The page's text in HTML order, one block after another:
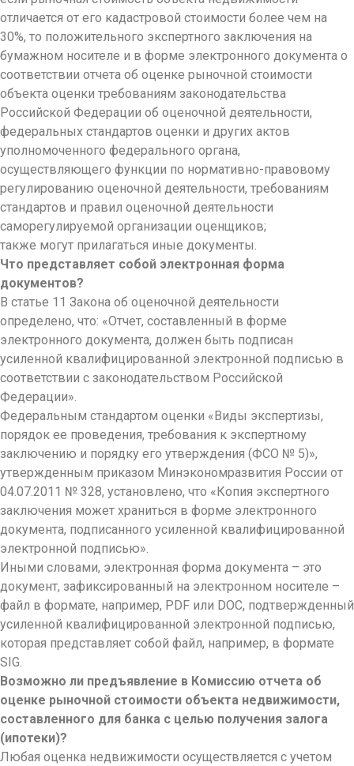
отличается от его кадастровой стоимости более чем на
30%, то положительного экспертного заключения на
бумажном носителе и в форме электронного документа о
соответствии отчета об оценке рыночной стоимости
объекта оценки требованиям законодательства
Российской Федерации об оценочной деятельности,
федеральных стандартов оценки и других актов
уполномоченного федерального органа,
осуществляющего функции по нормативно-правовому
регулированию оценочной деятельности, требованиям
стандартов и правил оценочной деятельности
саморегулируемой организации оценщиков;
также могут прилагаться иные документы.
Что представляет собой электронная форма
документов?
В статье 11 Закона об оценочной деятельности
определено, что: «Отчет, составленный в форме
электронного документа, должен быть подписан
усиленной квалифицированной электронной подписью в
соответствии с законодательством Российской
Федерации».
Федеральным стандартом оценки «Виды экспертизы,
порядок ее проведения, требования к экспертному
заключению и порядку его утверждения (ФСО № 5)»,
утвержденным приказом Минэкономразвития России от
04.07.2011 № 328, установлено, что «Копия экспертного
заключения может храниться в форме электронного
документа, подписанного усиленной квалифицированной
электронной подписью».
Иными словами, электронная форма документа – это
документ, зафиксированный на электронном носителе –
файл в формате, например, PDF или DOC, подтвержденный
усиленной квалифицированной электронной подписью,
которая представляет собой файл, например, в формате
SIG.
Возможно ли предъявление в Комиссию отчета об
оценке рыночной стоимости объекта недвижимости,
составленного для банка с целью получения залога
(ипотеки)?
Любая оценка недвижимости осуществляется с учетом